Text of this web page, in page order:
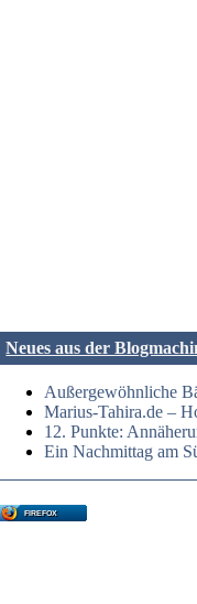
Neues aus der
Außergewöhnliche
Marius-Tahira.de –
12. Punkte:
Ein Nachmittag am
FIREFOX